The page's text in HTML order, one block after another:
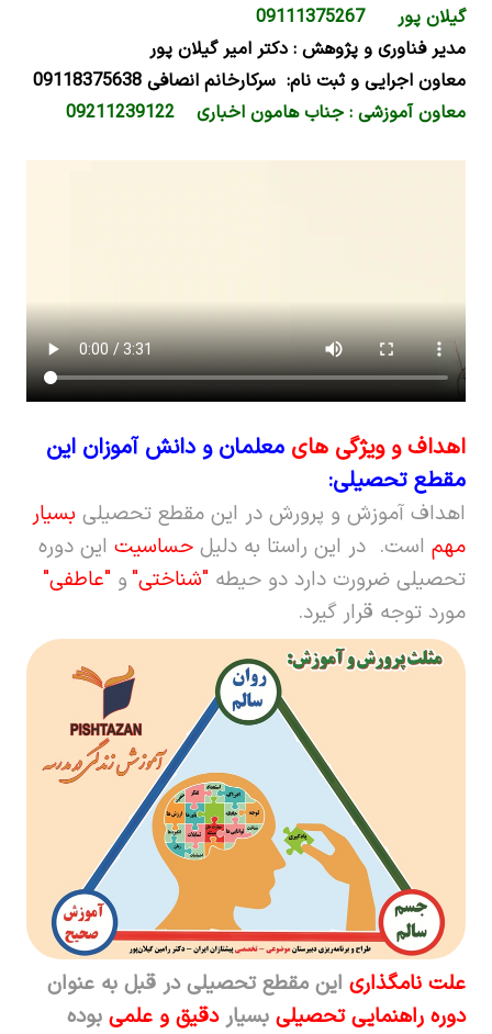
گیلان پور 09111375267
مدیر فناوری و پژوهش : دکتر امیر گیلان پور
معاون اجرایی و ثبت نام: سرکارخانم انصافی 09118375638
معاون آموزشی : جناب هامون اخباری 09211239122
اهداف و ویژگی­ های معلمان و دانش ­آموزان این
مقطع تحصیلی:
اهداف آموزش و پرورش در این مقطع تحصیلی بسیار
مهم است. در این راستا به دلیل حساسیت این دوره
تحصیلی ضرورت دارد دو حیطه "شناختی" و "عاطفی"
مورد توجه قرار گیرد.
علت نامگذاری این مقطع تحصیلی در قبل به عنوان
دوره راهنمایی تحصیلی بسیاردقیق و علمی بوده